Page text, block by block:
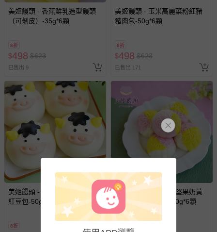
部分商品依據消費者保護法的規定，不適用七天鑑賞期/猶
豫期範圍：
易於腐敗、保存期限較短或解約時即將逾期（例如生鮮
客製化商品（例如客製生日書、姓名貼等）。
報紙、期刊或雜誌（惟書籍如經拆封、使用，則酌收整
經消費者拆封之影音商品或電腦軟體（例如 DVD、CD
等）。
非以有形媒介提供之數位內容或一經提供即為完成之線
上服務，經消費者事先同意始提供（例如線上課程、遊
戲或活動點數等）。
已拆封之以下類型商品：
-個人衛生用品（例如尿布、貼身衣物、泳裝、襪子、地
墊、寢具類等）。
-新生兒親膚衣物（嬰幼兒包巾與背巾、包屁衣、學習
褲、紗布衣等）。
-接觸性孕哺產品（奶嘴、奶瓶、擠乳器、哺乳衣、托腹
帶束縛衣、餐搖椅等）。
-其他原廠盒裝商品封口處已貼上「不可拆封」，或具警
美姬饅頭 - 香蕉鮮乳造型饅頭
（可剝皮）-35g*6顆
8折
$498 $623
已售出 9
美姬饅頭 - 玉米高麗菜粉紅豬
豬肉包-50g*6顆
8折
$498 $623
已售出 171
美姬饅頭 - 扭轉乾坤牛牛鮮乳
紅豆包-50g*6顆
8折
美姬饅頭 - 花好月圓堅果奶黃
鮮乳月餅造型饅頭-50g*6顆